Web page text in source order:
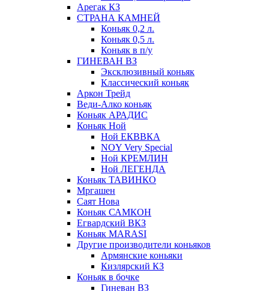
Арегак КЗ
СТРАНА КАМНЕЙ
Коньяк 0,2 л.
Коньяк 0,5 л.
Коньяк в п/у
ГИНЕВАН ВЗ
Эксклюзивный коньяк
Классический коньяк
Аркон Трейд
Веди-Алко коньяк
Коньяк АРАДИС
Коньяк Ной
Ной ЕКВВКА
NOY Very Special
Ной КРЕМЛИН
Ной ЛЕГЕНДА
Коньяк ТАВИНКО
Мргашен
Саят Нова
Коньяк САМКОН
Егвардский ВКЗ
Коньяк MARASI
Другие производители коньяков
Армянские коньяки
Кизлярский КЗ
Коньяк в бочке
Гиневан ВЗ